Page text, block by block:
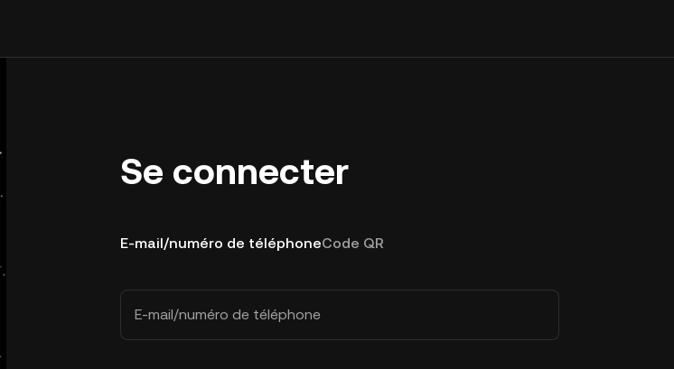
Se connecter
E-mail/numéro de téléphoneCode QR
E-mail/numéro de téléphone